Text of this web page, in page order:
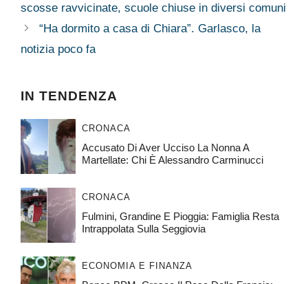
scosse ravvicinate, scuole chiuse in diversi comuni
“Ha dormito a casa di Chiara”. Garlasco, la
notizia poco fa
IN TENDENZA
CRONACA
Accusato Di Aver Ucciso La Nonna A
Martellate: Chi È Alessandro Carminucci
CRONACA
Fulmini, Grandine E Pioggia: Famiglia Resta
Intrappolata Sulla Seggiovia
ECONOMIA E FINANZA